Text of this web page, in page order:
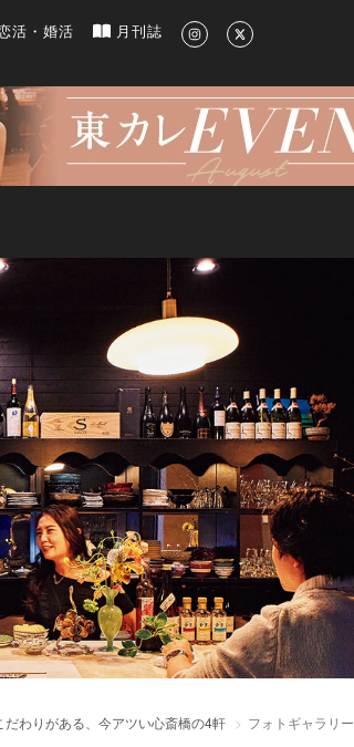
ルメ、洗練されたライフスタイル情報
活・婚活 月刊誌
わりがある、今アツい心斎橋の4軒 フォトギャラリー